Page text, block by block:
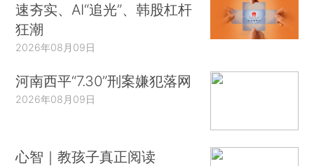
速夯实、AI“追光”、韩股杠杆
狂潮
2026年08月09日
河南西平“7.30”刑案嫌犯落网
2026年08月09日
心智｜教孩子真正阅读